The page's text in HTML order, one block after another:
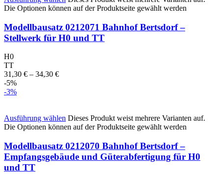
Die Optionen können auf der Produktseite gewählt werden
Modellbausatz 0212071 Bahnhof Bertsdorf –
Stellwerk für H0 und TT
H0
TT
31,30 € – 34,30 €
-5%
-3%
Ausführung wählen Dieses Produkt weist mehrere Varianten auf.
Die Optionen können auf der Produktseite gewählt werden
Modellbausatz 0212070 Bahnhof Bertsdorf –
Empfangsgebäude und Güterabfertigung für H0
und TT